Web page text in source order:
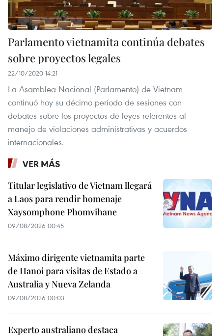
Parlamento vietnamita continúa debates
sobre proyectos legales
22/10/2020 14:21
La Asamblea Nacional (Parlamento) de Vietnam
continuó hoy su décimo período de sesiones con
debates sobre los proyectos de leyes referentes al
manejo de violaciones administrativas y acuerdos
internacionales.
VER MÁS
Titular legislativo de Vietnam llegará
a Laos para rendir homenaje
Xaysomphone Phomvihane
09/08/2026 00:45
Máximo dirigente vietnamita parte
de Hanoi para visitas de Estado a
Australia y Nueva Zelanda
09/08/2026 00:03
Experto australiano destaca